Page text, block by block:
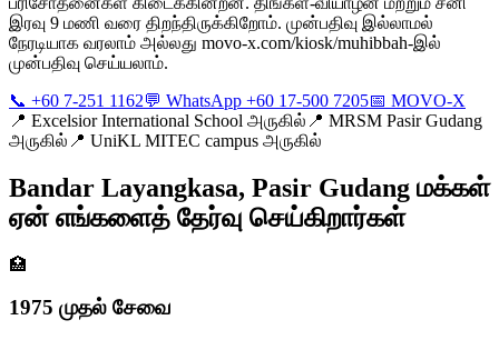
இரவு 9 மணி வரை திறந்திருக்கிறோம். முன்பதிவு இல்லாமல்
நேரடியாக வரலாம் அல்லது movo-x.com/kiosk/muhibbah-இல்
முன்பதிவு செய்யலாம்.
📞 +60 7-251 1162💬 WhatsApp +60 17-500 7205📅 MOVO-X
📍 Excelsior International School அருகில் 📍 MRSM Pasir Gudang
அருகில் 📍 UniKL MITEC campus அருகில்
Bandar Layangkasa, Pasir Gudang மக்கள்
ஏன் எங்களைத் தேர்வு செய்கிறார்கள்
🏥
1975 முதல் சேவை